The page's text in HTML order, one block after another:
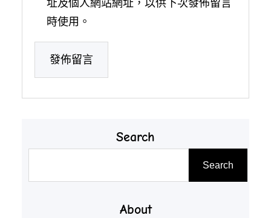
址及個人網站網址，以供下次發佈留言
時使用。
Search
Search
About